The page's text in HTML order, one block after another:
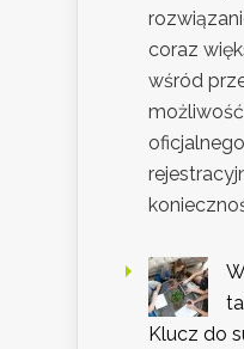
coraz
wśród
Klucz do